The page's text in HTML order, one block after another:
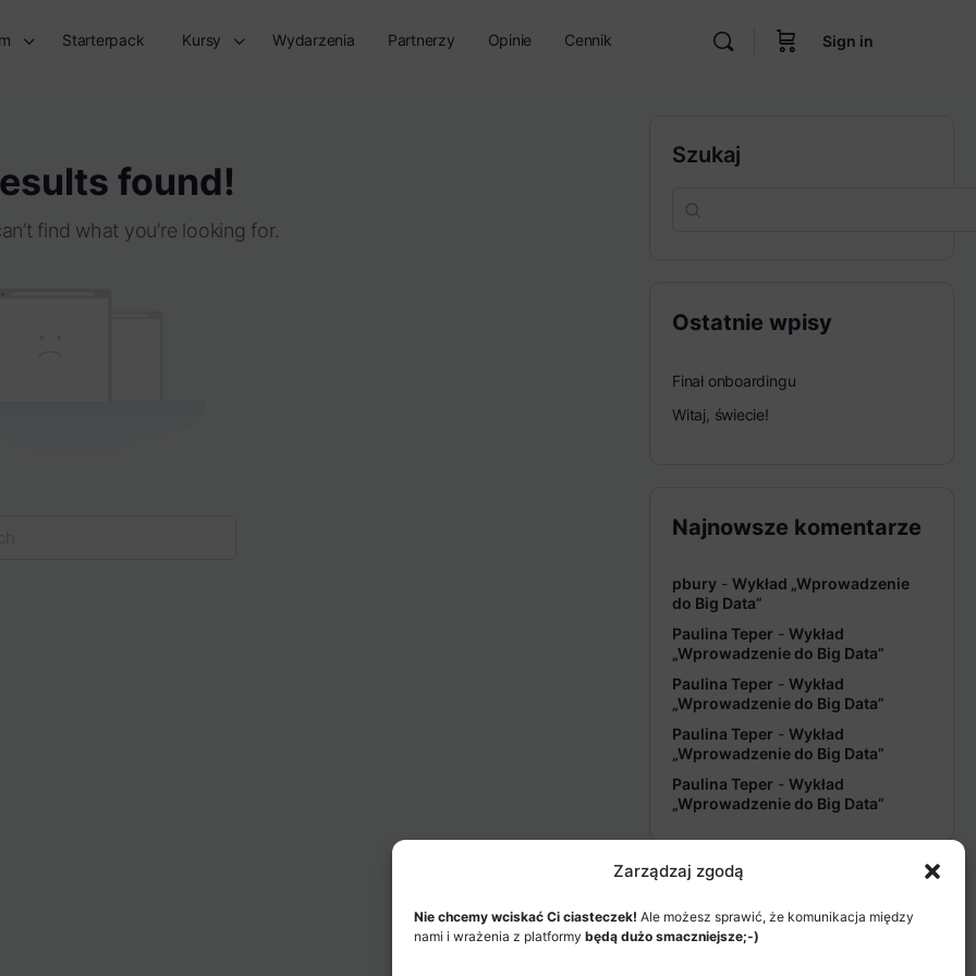
Zarządzaj zgodą
Nie chcemy wciskać Ci ciasteczek! Ale możesz sprawić, że komunikacja między
nami i wrażenia z platformy będą dużo smaczniejsze;-)
Starterpack Kursy Wydarzenia Partnerzy Opinie Cennik Sign in
found!
find what you’re looking for.
Szukaj
Ostatnie wpisy
Finał onboardingu
Witaj, świecie!
Najnowsze komentarze
pbury - Wykład „Wprowadzenie
do Big Data”
Paulina Teper - Wykład
„Wprowadzenie do Big Data”
Paulina Teper - Wykład
„Wprowadzenie do Big Data”
Paulina Teper - Wykład
„Wprowadzenie do Big Data”
Paulina Teper - Wykład
„Wprowadzenie do Big Data”